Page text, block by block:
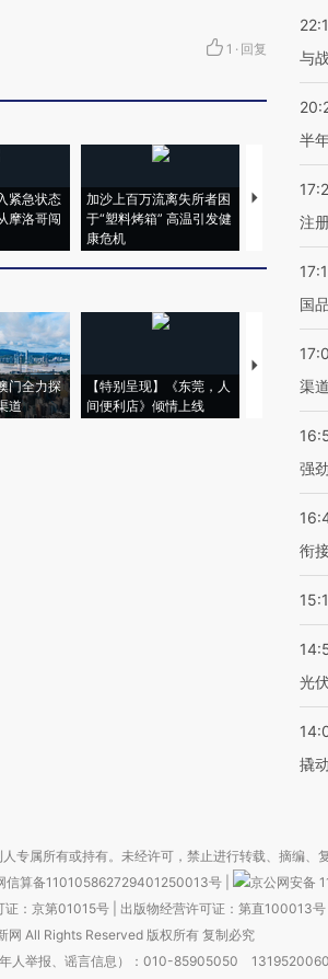
1 · 回复
紧急状态
摩洛哥闯
加沙上百万流离失所者困
于“塑料烤箱” 高温引发健
康危机
视线｜
术：是什
门全力探
道
【特别呈现】《东莞，人
间便利店》倾情上线
【推广】走
会，让数智
与
半
注
国
渠
强
衔
光
撬
专属所有或持有。未经许可，禁止进行转载、摘编、
信算备110105862729401250013号
京公网安备
证：京第01015号| 出版物经营许可证：第直100013号
网 All Rights Reserved 版权所有 复制必究
人举报、谣言信息）：010-85905050